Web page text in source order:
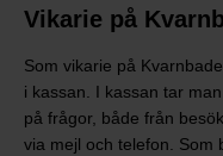
Vikarie på
Som vikarie på
i kassan. I kassan tar
på frågor, både från
via mejl och telefon. Som